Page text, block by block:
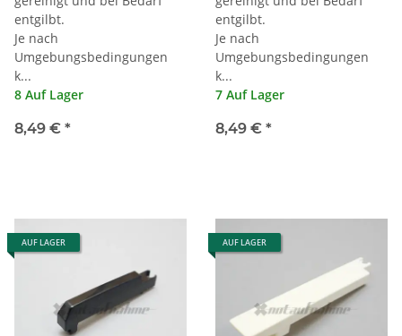
entgilbt.
Je nach
Umgebungsbedingungen
k...
8 Auf Lager
8,49 € *
entgilbt.
Je nach
Umgebungsbedingungen
k...
7 Auf Lager
8,49 € *
AUF LAGER AUF LAGER